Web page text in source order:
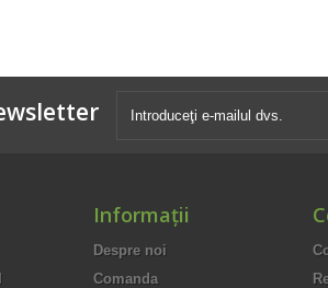
Informaţii
Despre noi
Comanda